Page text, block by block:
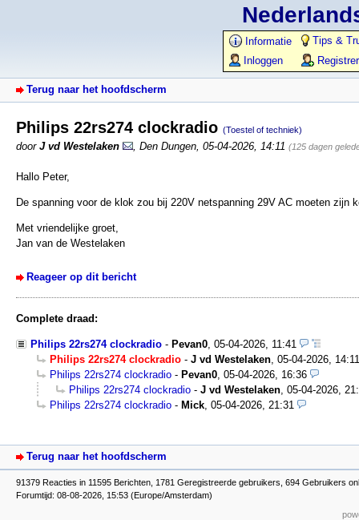
Informatie
Tips &
Inloggen
Terug naar het hoofdscherm
Philips 22rs274 clockradio (Toestel of techniek)
door J vd Westelaken Den Dungen 05-04-2026, 14:11 (125 dagen
Hallo Peter,
De spanning voor de klok zou bij 220V netspanning 29V AC moeten zijn
Met vriendelijke groet,
Jan van de Westelaken
Reageer op dit bericht
Complete draad:
Philips 22rs274 clockradio - Pevan0, 05-04-2026, 11:41
Philips 22rs274 clockradio - J vd Westelaken, 05-04-2026, 14:11
Philips 22rs274 clockradio - Pevan0, 05-04-2026, 16:36
Philips 22rs274 clockradio - J vd Westelaken, 05-04-2026,
Philips 22rs274 clockradio - Mick, 05-04-2026, 21:31
Terug naar het hoofdscherm
91379 Reacties in 11595 Berichten, 1781 Geregistreerde gebruikers, 694 Gebruikers
Forumtijd: 08-08-2026, 15:53 (Europe/Amsterdam)